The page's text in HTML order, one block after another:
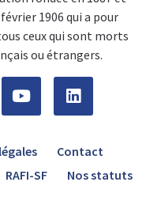
1906 qui a pour
ceux qui sont morts
ou étrangers.
Contact
RAFI-SF Nos statuts